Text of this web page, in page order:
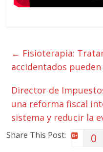
← Fisioterapia:
accidentados
Director de
una reforma fiscal
sistema y reducir la
Share This Post: 0